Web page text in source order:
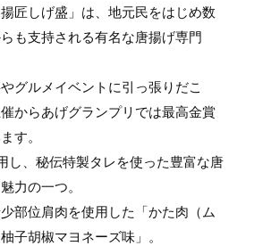
匠しげ盛」は、地元民をはじめ数
も支持される有名な唐揚げ専門
グルメイベントに引っ張りだこ
からあげグランプリでは最高金賞
す。
し、秘伝特製タレを使った豊富な唐
力の一つ。
部位肩肉を使用した「かた肉（ム
胡椒マヨネーズ味」。